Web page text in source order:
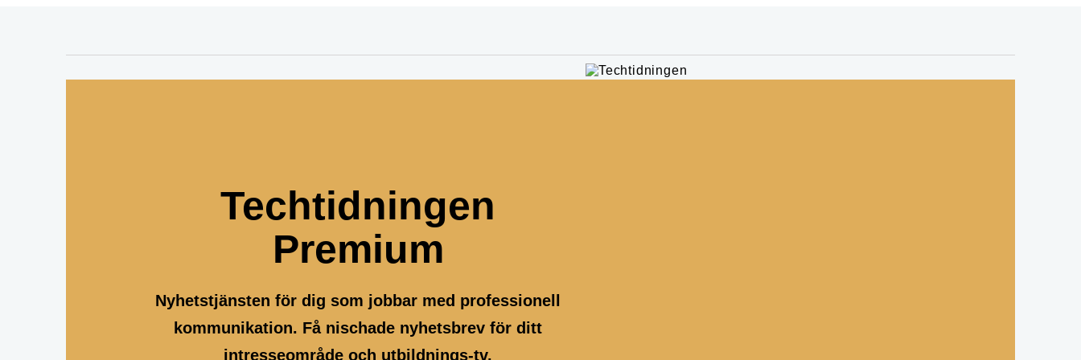
Techtidningen
Premium
Nyhetstjänsten för dig som jobbar med professionell
kommunikation. Få nischade nyhetsbrev för ditt
intresseområde och utbildnings-tv.